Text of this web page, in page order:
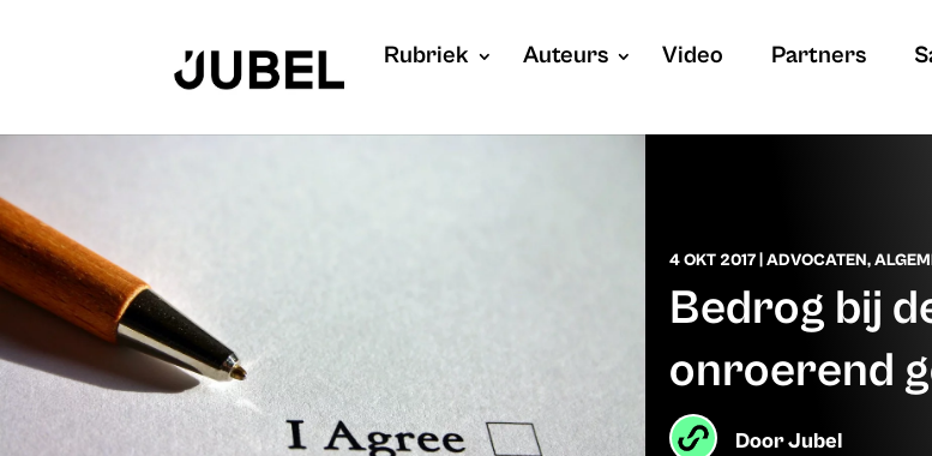
Rubriek Auteurs Video Partners
4 OKT 2017| ADVOCATEN,
Bedrog bij
onroerend
DoorJubel